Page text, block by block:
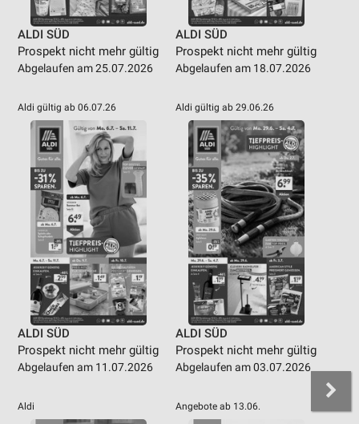
ALDI SÜD
Prospekt nicht mehr gültig
Abgelaufen am 25.07.2026
ALDI SÜD
Prospekt nicht mehr gültig
Abgelaufen am 18.07.2026
Aldi gültig ab 06.07.26
ALDI SÜD
Prospekt nicht mehr gültig
Abgelaufen am 11.07.2026
Aldi gültig ab 29.06.26
ALDI SÜD
Prospekt nicht mehr gültig
Abgelaufen am 03.07.2026
Aldi Angebote ab 13.06.